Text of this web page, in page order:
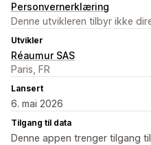
Personvernerklæring
Denne utvikleren tilbyr ikke
Utvikler
Réaumur SAS
Paris, FR
Lansert
6. mai 2026
Tilgang til data
Denne appen trenger tilgang